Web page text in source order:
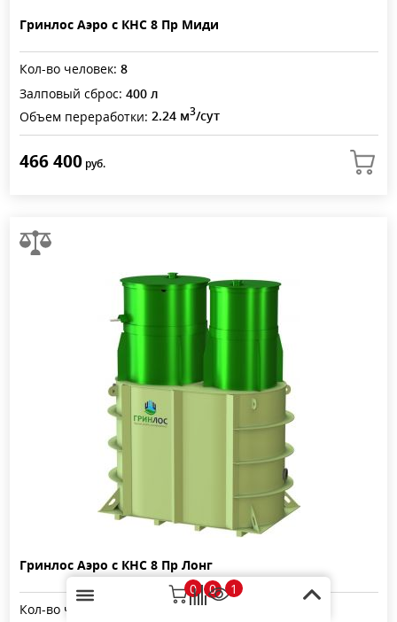
0 0 1
Гринлос Аэро с КНС 8 Пр Миди
Кол-во человек: 8
Залповый сброс: 400 л
Объем переработки: 2.24 м3/сут
466 400руб.
Гринлос Аэро с КНС 8 Пр Лонг
Кол-во человек: